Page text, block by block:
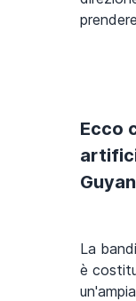
Ecco
La
è